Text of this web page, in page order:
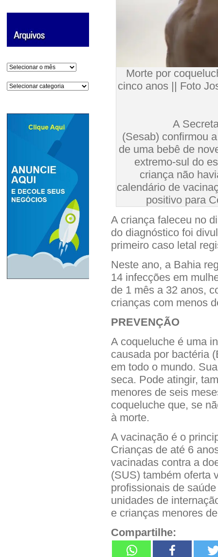
Arquivos
Categorias
Morte por
cinco anos
A Secretaria
(Sesab) confirmou
de uma bebê de
extremo-sul do
criança não
calendário de
positivo para
A criança faleceu no
do diagnóstico foi
primeiro caso letal
Neste ano, a Bahia
14 infecções em
de 1 mês a 32 anos,
crianças com menos
PREVENÇÃO
A coqueluche é uma
causada por bactéria
em todo o mundo.
seca. Pode atingir,
menores de seis
coqueluche que, se
à morte.
A vacinação é o
Crianças de até 6
vacinadas contra a
(SUS) também oferta
profissionais de
unidades de
e crianças menores
Compartilhe: